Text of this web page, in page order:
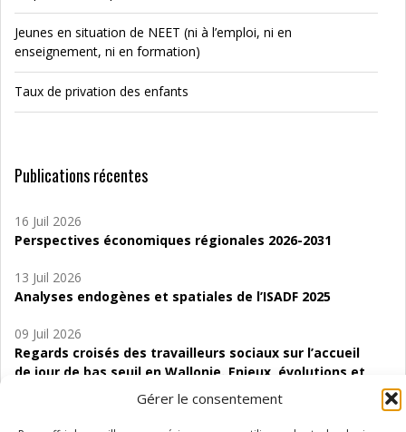
Gérer le consentement
Jeunes en situation de NEET (ni à l’emploi, ni en
enseignement, ni en formation)
Taux de privation des enfants
Publications récentes
16 Juil 2026
Perspectives économiques régionales 2026-2031
13 Juil 2026
Analyses endogènes et spatiales de l’ISADF 2025
09 Juil 2026
Regards croisés des travailleurs sociaux sur l’accueil
de jour de bas seuil en Wallonie. Enjeux, évolutions et
06 Juil 2026